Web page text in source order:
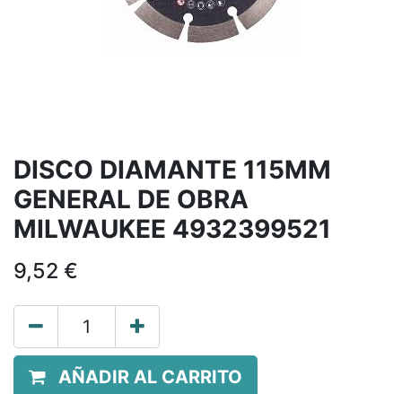
DISCO DIAMANTE 115MM
GENERAL DE OBRA
MILWAUKEE 4932399521
9,52 €
AÑADIR AL CARRITO